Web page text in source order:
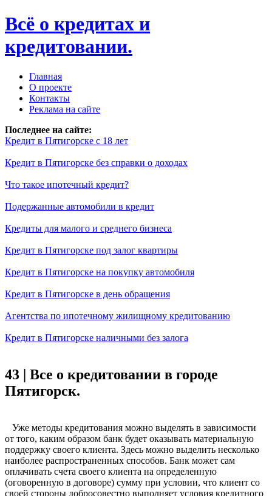
Всё о кредитах и
кредитовании.
Главная
О проекте
Контакты
Реклама на сайте
Последнее на сайте:
Кредит в Пятигорске с 18 лет
Кредит в Пятигорске без справки о доходах
Что такое ипотечный кредит?
Подержанные автомобили в кредит
Кредиты для малого и среднего бизнеса
Кредит в Пятигорске под залог квартиры
Кредит в Пятигорске на покупку автомобиля
Кредит в Пятигорске в день обращения
Агентства по ипотечному жилищному кредитованию
Кредит в Пятигорске наличными без залога
43 | Все о кредитовании в городе
Пятигорск.
Уже методы кредитования можно выделять в зависимости
от того, каким образом банк будет оказывать материальную
поддержку своего клиента. Здесь можно выделить несколько
наиболее распространенных способов. Банк может сам
оплачивать счета своего клиента на определенную
(оговоренную в договоре) сумму при условии, что клиент со
своей стороны добросовестно выполняет условия кредитного